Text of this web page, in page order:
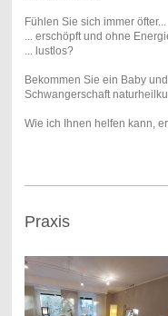
Fühlen Sie sich immer öfter...
... erschöpft und ohne
... lustlos?
Bekommen Sie ein Baby
Schwangerschaft
Wie ich Ihnen helfen kann,
Praxis